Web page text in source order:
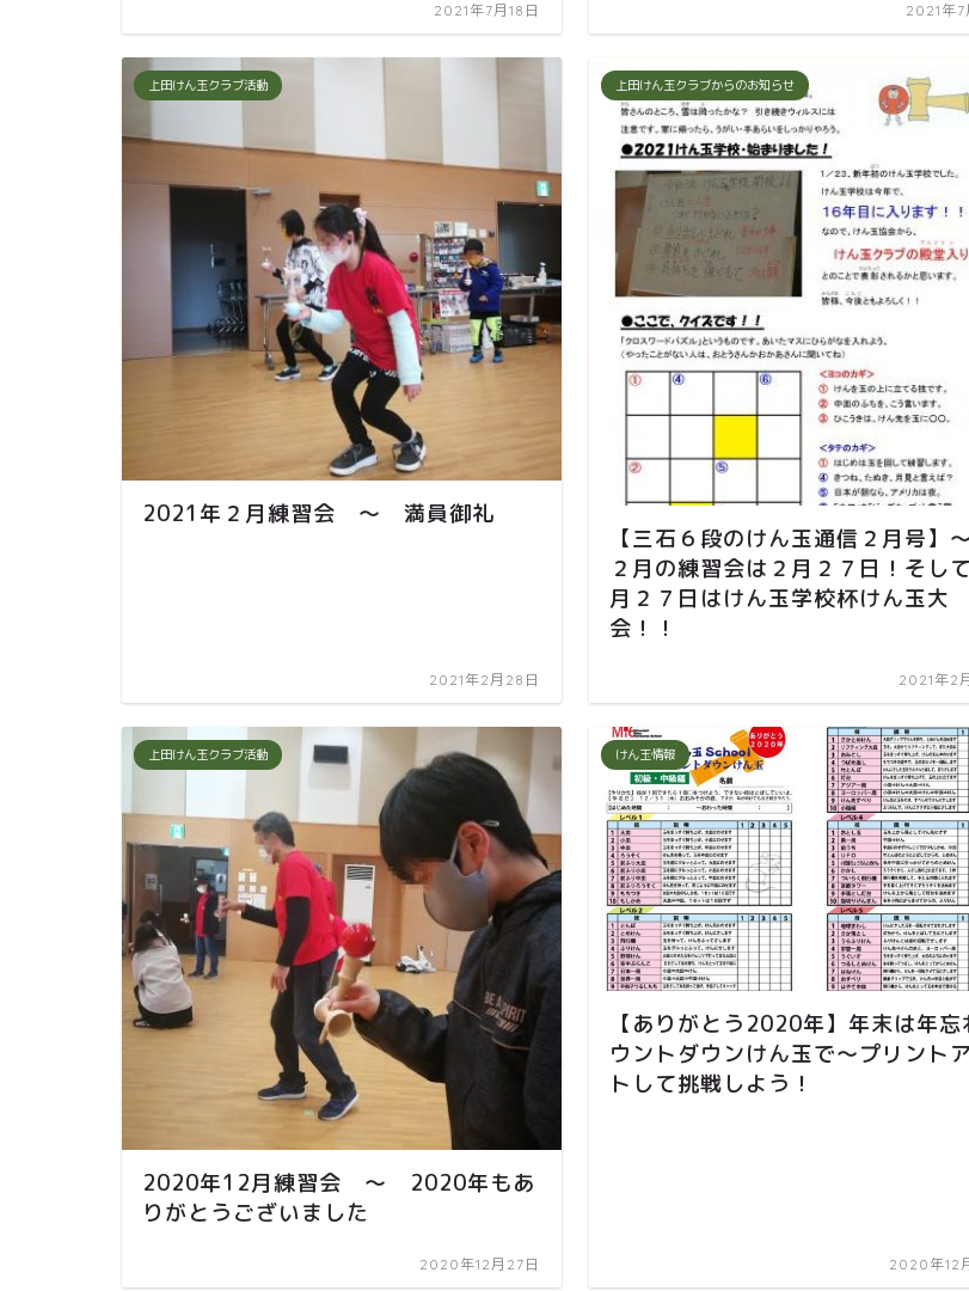
2021年7月18日 2021年7
上田けん玉クラブ活動
2021年２月練習会 ～ 満員御礼
2021年2月28日
上田けん玉クラブからのお知らせ
【三石６段のけん玉通信２月号】
２月の練習会は２月２７日！そし
月２７日はけん玉学校杯けん玉大
会！！
2021年2
上田けん玉クラブ活動
2020年12月練習会 ～ 2020年もあ
りがとうございました
2020年12月27日
けん玉情報
【ありがとう2020年】年末は年忘
ウントダウンけん玉で～プリント
トして挑戦しよう！
2020年12